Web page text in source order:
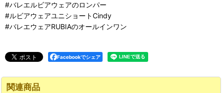
#バレエルビアウェアのロンパー
#ルビアウェアユニショートCindy
#バレエウェアRUBIAのオールインワン
Facebookでシェア
関連商品